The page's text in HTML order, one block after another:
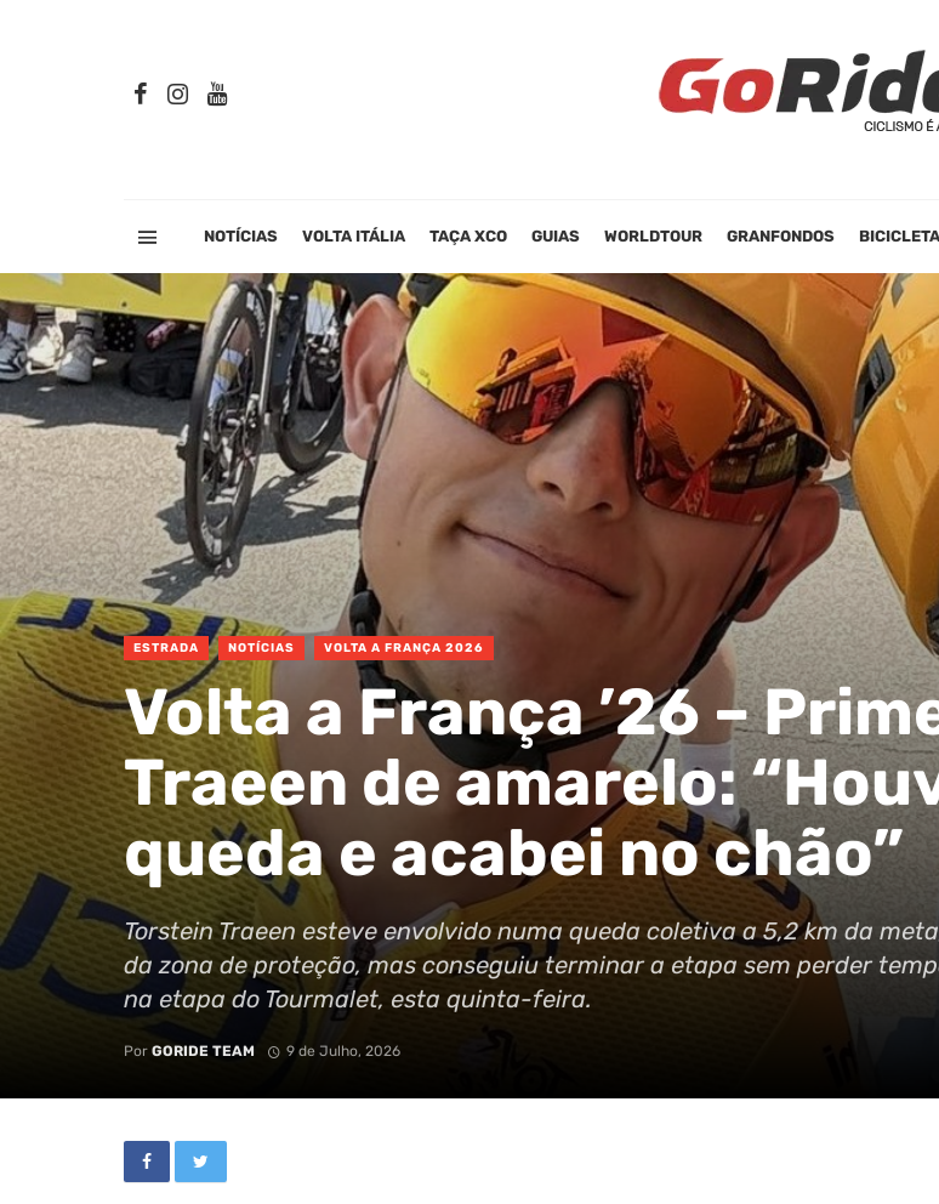
NOTÍCIAS VOLTA ITÁLIA TAÇA XCO GUIAS WORLDTOUR GRANFONDOS
ESTRADA NOTÍCIAS VOLTA A FRANÇA 2026
Volta a França ’26 –
Traeen de amarelo:
queda e acabei no chão”
Torstein Traeen esteve envolvido numa queda coletiva a 5,2 km da
da zona de proteção, mas conseguiu terminar a etapa sem perder
na etapa do Tourmalet, esta quinta-feira.
Por GORIDE TEAM 9 de Julho, 2026